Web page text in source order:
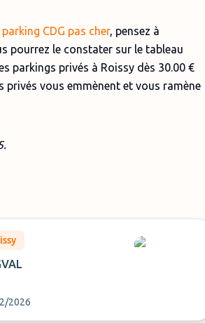
parking CDG pas cher, pensez à
pourrez le constater sur le tableau
parkings privés à Roissy dès 30.00 €
privés vous emmènent et vous ramène
2026